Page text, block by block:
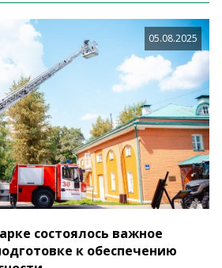
05.08.2025
состоялось важное
к обеспечению